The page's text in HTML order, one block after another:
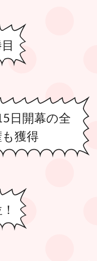
日開幕の全
獲得